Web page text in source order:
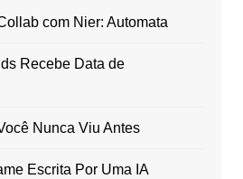
com Nier: Automata
Recebe Data de
Nunca Viu Antes
Escrita Por Uma IA